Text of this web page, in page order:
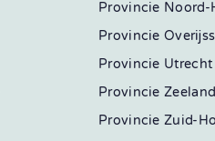
Noord-
Utrecht
Zeeland
Zuid-